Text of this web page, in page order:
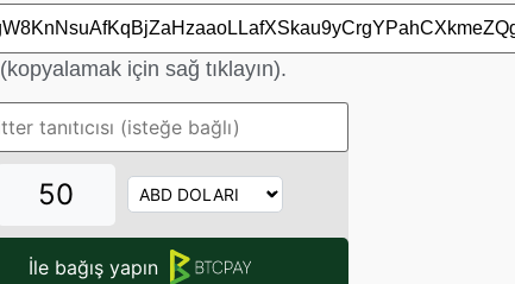
(kopyalamak için sağ tıklayın).
İle bağış yapın